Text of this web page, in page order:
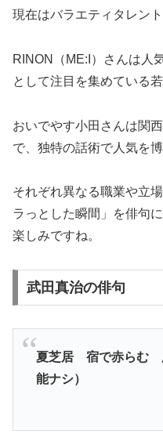
現在はバラエティタレン
RINON（ME:I）さんは人
として注目を集めている
おいでやす小田さんは関
で、独特の話術で人気を博
それぞれ異なる職業や立
ラっとした瞬間」を俳句
楽しみですね。
武田真治の俳句
夏芝居 宿で赤らむ
能ナシ）